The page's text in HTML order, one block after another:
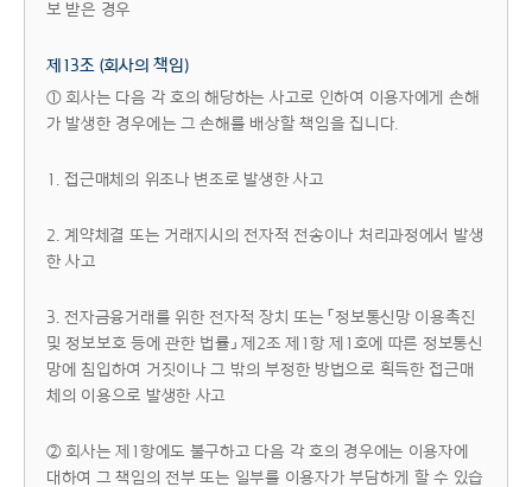
보 받은 경우
제13조 (회사의 책임)
① 회사는 다음 각 호의 해당하는 사고로 인하여 이용자에게 손해
가 발생한 경우에는 그 손해를 배상할 책임을 집니다.
1. 접근매체의 위조나 변조로 발생한 사고
2. 계약체결 또는 거래지시의 전자적 전송이나 처리과정에서 발생
한 사고
3. 전자금융거래를 위한 전자적 장치 또는 「정보통신망 이용촉진
및 정보보호 등에 관한 법률」 제2조 제1항 제1호에 따른 정보통신
망에 침입하여 거짓이나 그 밖의 부정한 방법으로 획득한 접근매
체의 이용으로 발생한 사고
② 회사는 제1항에도 불구하고 다음 각 호의 경우에는 이용자에
대하여 그 책임의 전부 또는 일부를 이용자가 부담하게 할 수 있습